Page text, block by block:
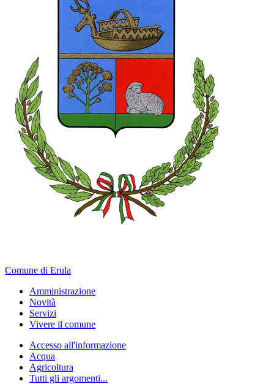
Comune di Erula
Amministrazione
Novità
Servizi
Vivere il comune
Accesso all'informazione
Acqua
Agricoltura
Tutti gli argomenti...